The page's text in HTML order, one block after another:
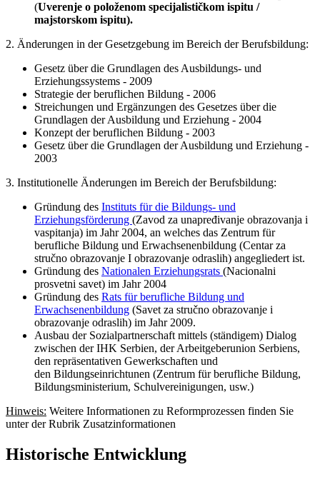
(Uverenje o položenom specijalističkom ispitu /
majstorskom ispitu).
2. Änderungen in der Gesetzgebung im Bereich der Berufsbildung:
Gesetz über die Grundlagen des Ausbildungs- und
Erziehungssystems - 2009
Strategie der beruflichen Bildung - 2006
Streichungen und Ergänzungen des Gesetzes über die
Grundlagen der Ausbildung und Erziehung - 2004
Konzept der beruflichen Bildung - 2003
Gesetz über die Grundlagen der Ausbildung und Erziehung -
2003
3. Institutionelle Änderungen im Bereich der Berufsbildung:
Gründung des Instituts für die Bildungs- und
Erziehungsförderung (Zavod za unapređivanje obrazovanja i
vaspitanja) im Jahr 2004, an welches das Zentrum für
berufliche Bildung und Erwachsenenbildung (Centar za
stručno obrazovanje I obrazovanje odraslih) angegliedert ist.
Gründung des Nationalen Erziehungsrats (Nacionalni
prosvetni savet) im Jahr 2004
Gründung des Rats für berufliche Bildung und
Erwachsenenbildung (Savet za stručno obrazovanje i
obrazovanje odraslih) im Jahr 2009.
Ausbau der Sozialpartnerschaft mittels (ständigem) Dialog
zwischen der IHK Serbien, der Arbeitgeberunion Serbiens,
den repräsentativen Gewerkschaften und
den Bildungseinrichtunen (Zentrum für berufliche Bildung,
Bildungsministerium, Schulvereinigungen, usw.)
Hinweis: Weitere Informationen zu Reformprozessen finden Sie
unter der Rubrik Zusatzinformationen
Historische Entwicklung